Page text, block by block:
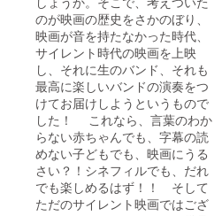
のが映画の歴史をさかのぼり、
映画が音を持たなかった時代、
サイレント時代の映画を上映
し、それに生のバンド、それも
最高に楽しいバンドの演奏をつ
けてお届けしようというもので
した！ これなら、言葉のわか
らない赤ちゃんでも、字幕の読
めない子どもでも、映画にうる
さい？！シネフィルでも、だれ
でも楽しめるはず！！ そして
ただのサイレント映画ではござ